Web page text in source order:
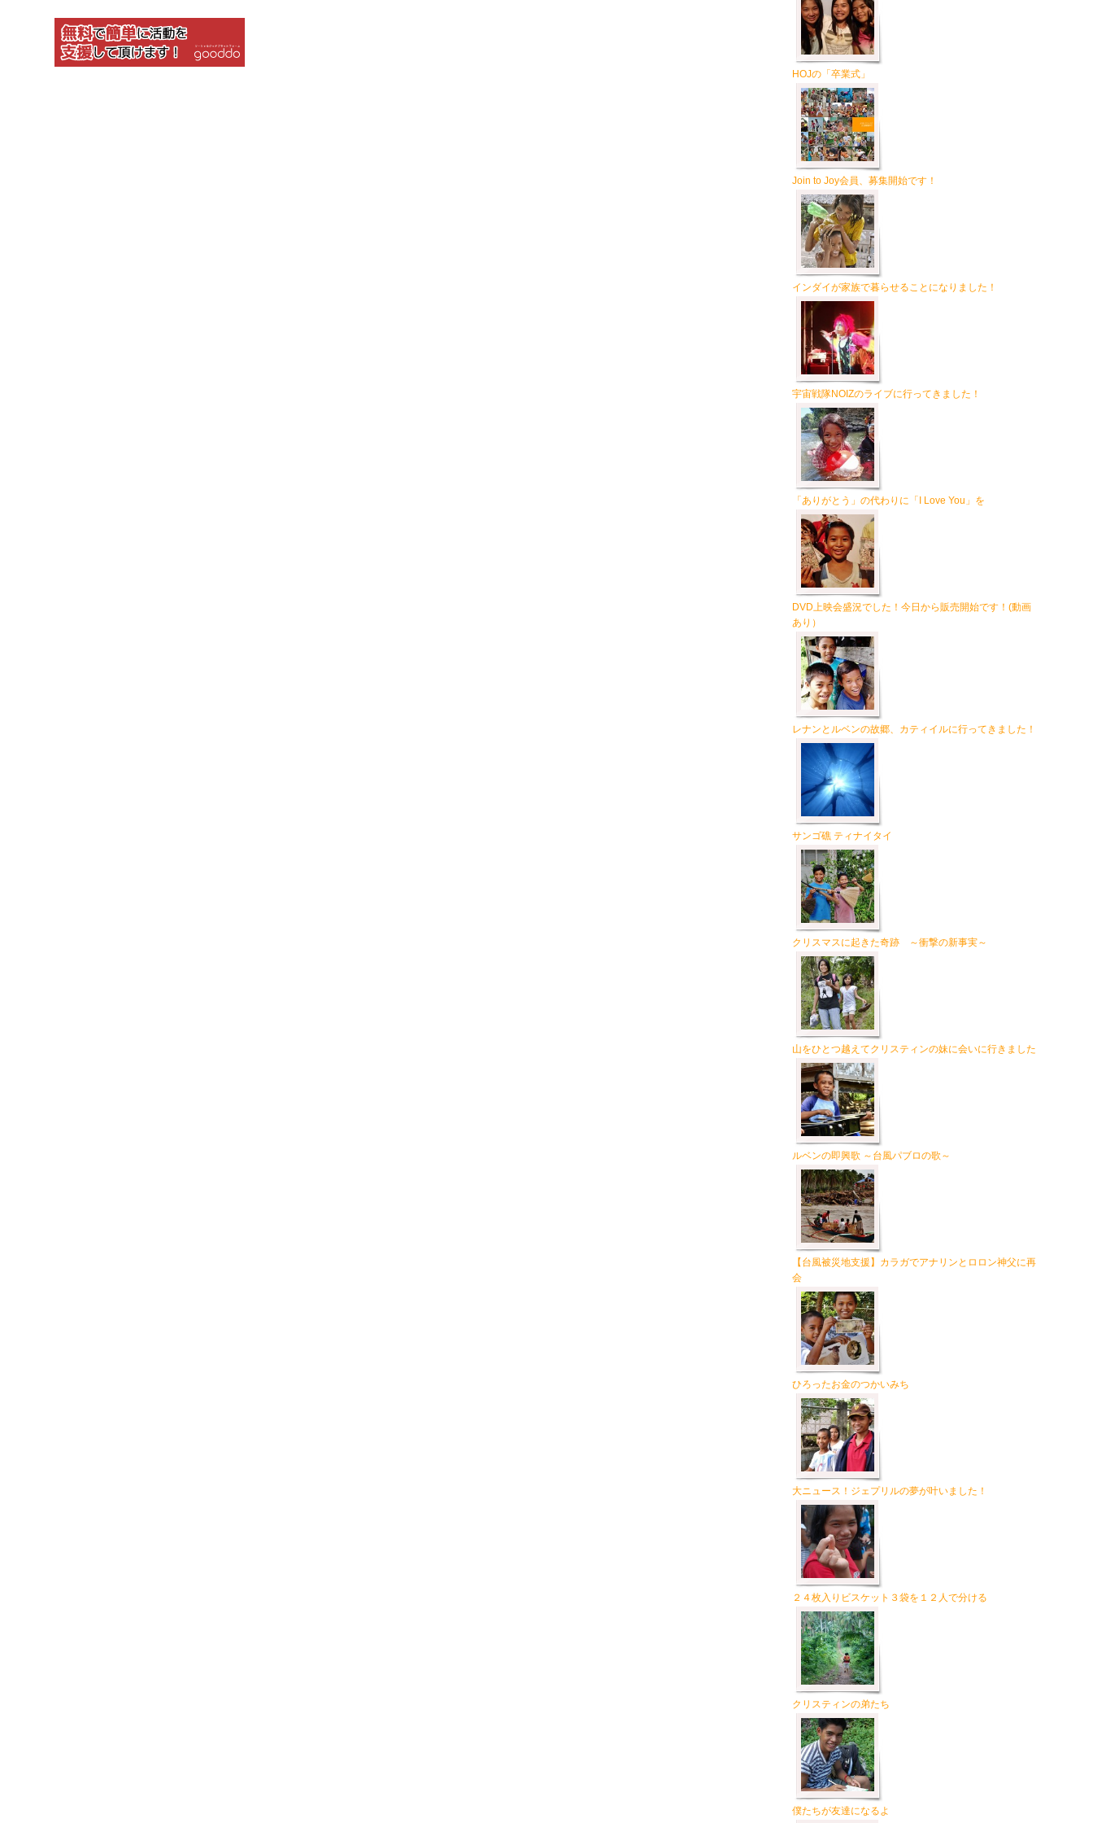
HOJの「卒業式」
Join to Joy会員、募集開始です！
インダイが家族で暮らせることになりました！
宇宙戦隊NOIZのライブに行ってきました！
「ありがとう」の代わりに「I Love You」を
DVD上映会盛況でした！今日から販売開始です！(動画
あり）
レナンとルベンの故郷、カティイルに行ってきました！
サンゴ礁 ティナイタイ
クリスマスに起きた奇跡 ～衝撃の新事実～
山をひとつ越えてクリスティンの妹に会いに行きました
ルベンの即興歌 ～台風パブロの歌～
【台風被災地支援】カラガでアナリンとロロン神父に再
会
ひろったお金のつかいみち
大ニュース！ジェプリルの夢が叶いました！
２４枚入りビスケット３袋を１２人で分ける
クリスティンの弟たち
僕たちが友達になるよ